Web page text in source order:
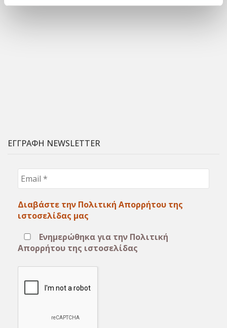
ΕΓΓΡΑΦΗ NEWSLETTER
Διαβάστε την Πολιτική Απορρήτου της
ιστοσελίδας μας
Ενημερώθηκα για την Πολιτική
Απορρήτου της ιστοσελίδας